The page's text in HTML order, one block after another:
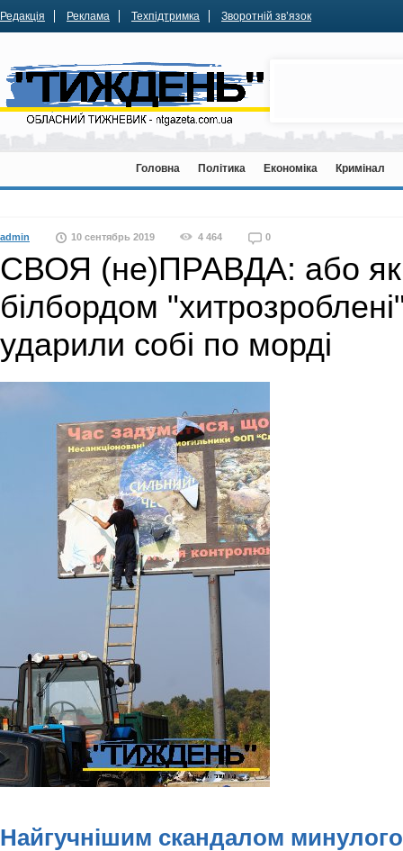
Редакція Реклама Техпідтримка Зворотній зв’язок
Головна Політика Економіка Кримінал
admin 10 сентябрь 2019 4 464 0
СВОЯ (не)ПРАВДА: або як
білбордом
ударили собі по морді
Найгучнішим скандалом минулого